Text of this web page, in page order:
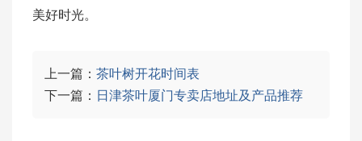
美好时光。
上一篇： 茶叶树开花时间表
下一篇： 日津茶叶厦门专卖店地址及产品推荐